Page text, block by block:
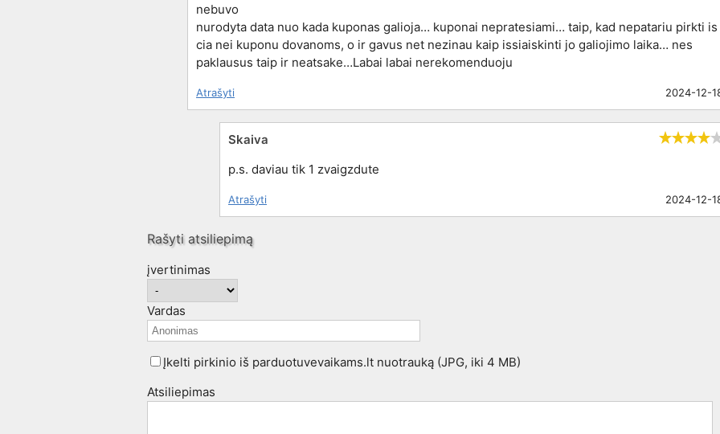
nebuvo
nurodyta data nuo kada kuponas galioja… kuponai nepratesiami… taip, kad nepatariu pirkti is
cia nei kuponu dovanoms, o ir gavus net nezinau kaip issiaiskinti jo galiojimo laika… nes
paklausus taip ir neatsake…Labai labai nerekomenduoju
Atrašyti 2024-12-
Skaiva
p.s. daviau tik 1 zvaigzdute
Atrašyti 2024-12-
Rašyti atsiliepimą
įvertinimas
Vardas
Įkelti pirkinio iš parduotuvevaikams.lt nuotrauką (JPG, iki 4 MB)
Atsiliepimas